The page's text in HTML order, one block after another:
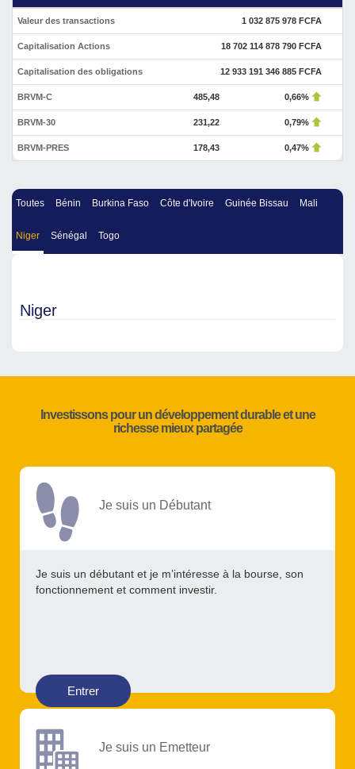
Valeur des transactions 1 032 875 978 FCFA
Capitalisation Actions 18 702 114 878 790 FCFA
Capitalisation des obligations 12 933 191 346 885 FCFA
BRVM-C 485,48 0,66%
BRVM-30 231,22 0,79%
BRVM-PRES 178,43 0,47%
Toutes Bénin Burkina Faso Côte d'Ivoire Guinée Bissau Mali
Niger Sénégal Togo
Niger
Investissons pour un développement durable et une
richesse mieux partagée
Je suis un Débutant
Je suis un débutant et je m’intéresse à la bourse, son
fonctionnement et comment investir.
Entrer
Je suis un Emetteur